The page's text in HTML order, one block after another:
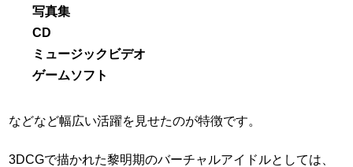
写真集
CD
ミュージックビデオ
ゲームソフト
などなど幅広い活躍を見せたのが特徴です。
3DCGで描かれた黎明期のバーチャルアイドルとしては、